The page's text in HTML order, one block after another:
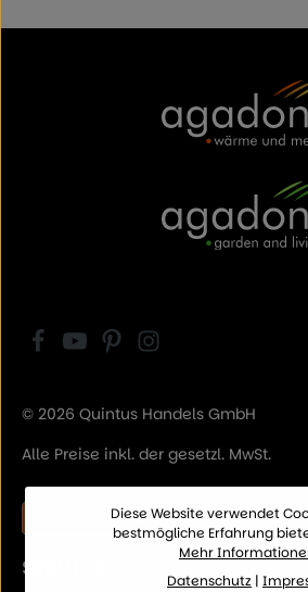
© 2026 Quintus Handels GmbH
Alle Preise inkl. der gesetzl. MwSt.
Vertrag widerrufen
SERVICE
Diese Website verwendet
bestmögliche Erfahrung
Mehr
Datenschutz |